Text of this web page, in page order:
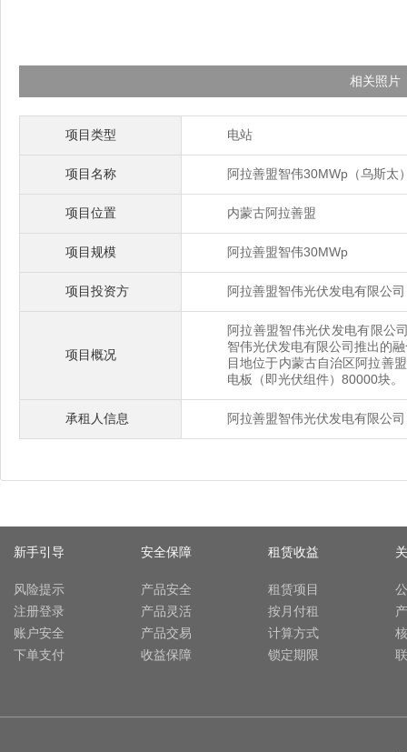
相关照片
项目类型 电站
项目名称 阿拉善盟智伟30MWp（乌斯太
项目位置 内蒙古阿拉善盟
项目规模 阿拉善盟智伟30MWp
项目投资方 阿拉善盟智伟光伏发电有限公司
项目概况
阿拉善盟智伟光伏发电有限公
智伟光伏发电有限公司推出的
目地位于内蒙古自治区阿拉善
电板（即光伏组件）80000块。
承租人信息 阿拉善盟智伟光伏发电有限公司
新手引导
风险提示
注册登录
账户安全
下单支付
安全保障
产品安全
产品灵活
产品交易
收益保障
租赁收益
租赁项目
按月付租
计算方式
锁定期限